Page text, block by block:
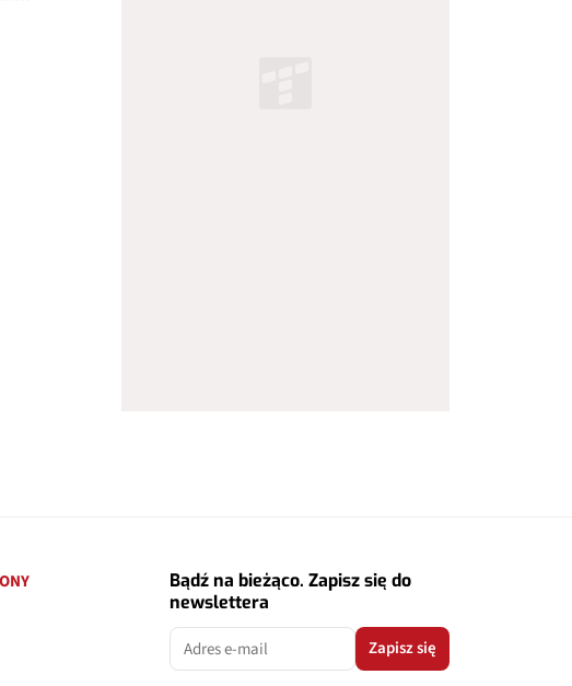
Bądź na bieżąco. Zapisz się do
newslettera
Zapisz się